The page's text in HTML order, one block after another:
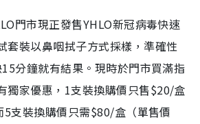
門市現正發售YHLO新冠病毒快速
套裝以鼻咽拭子方式採樣，準確性
分鐘就有結果。現時於門市買滿指
獨家優惠，1支裝換購價只售$20/盒
5支裝換購價只需$80/盒（單售價